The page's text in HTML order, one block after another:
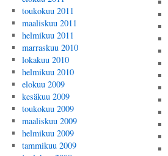
toukokuu 2011
maaliskuu 2011
helmikuu 2011
marraskuu 2010
lokakuu 2010
helmikuu 2010
elokuu 2009
kesäkuu 2009
toukokuu 2009
maaliskuu 2009
helmikuu 2009
tammikuu 2009